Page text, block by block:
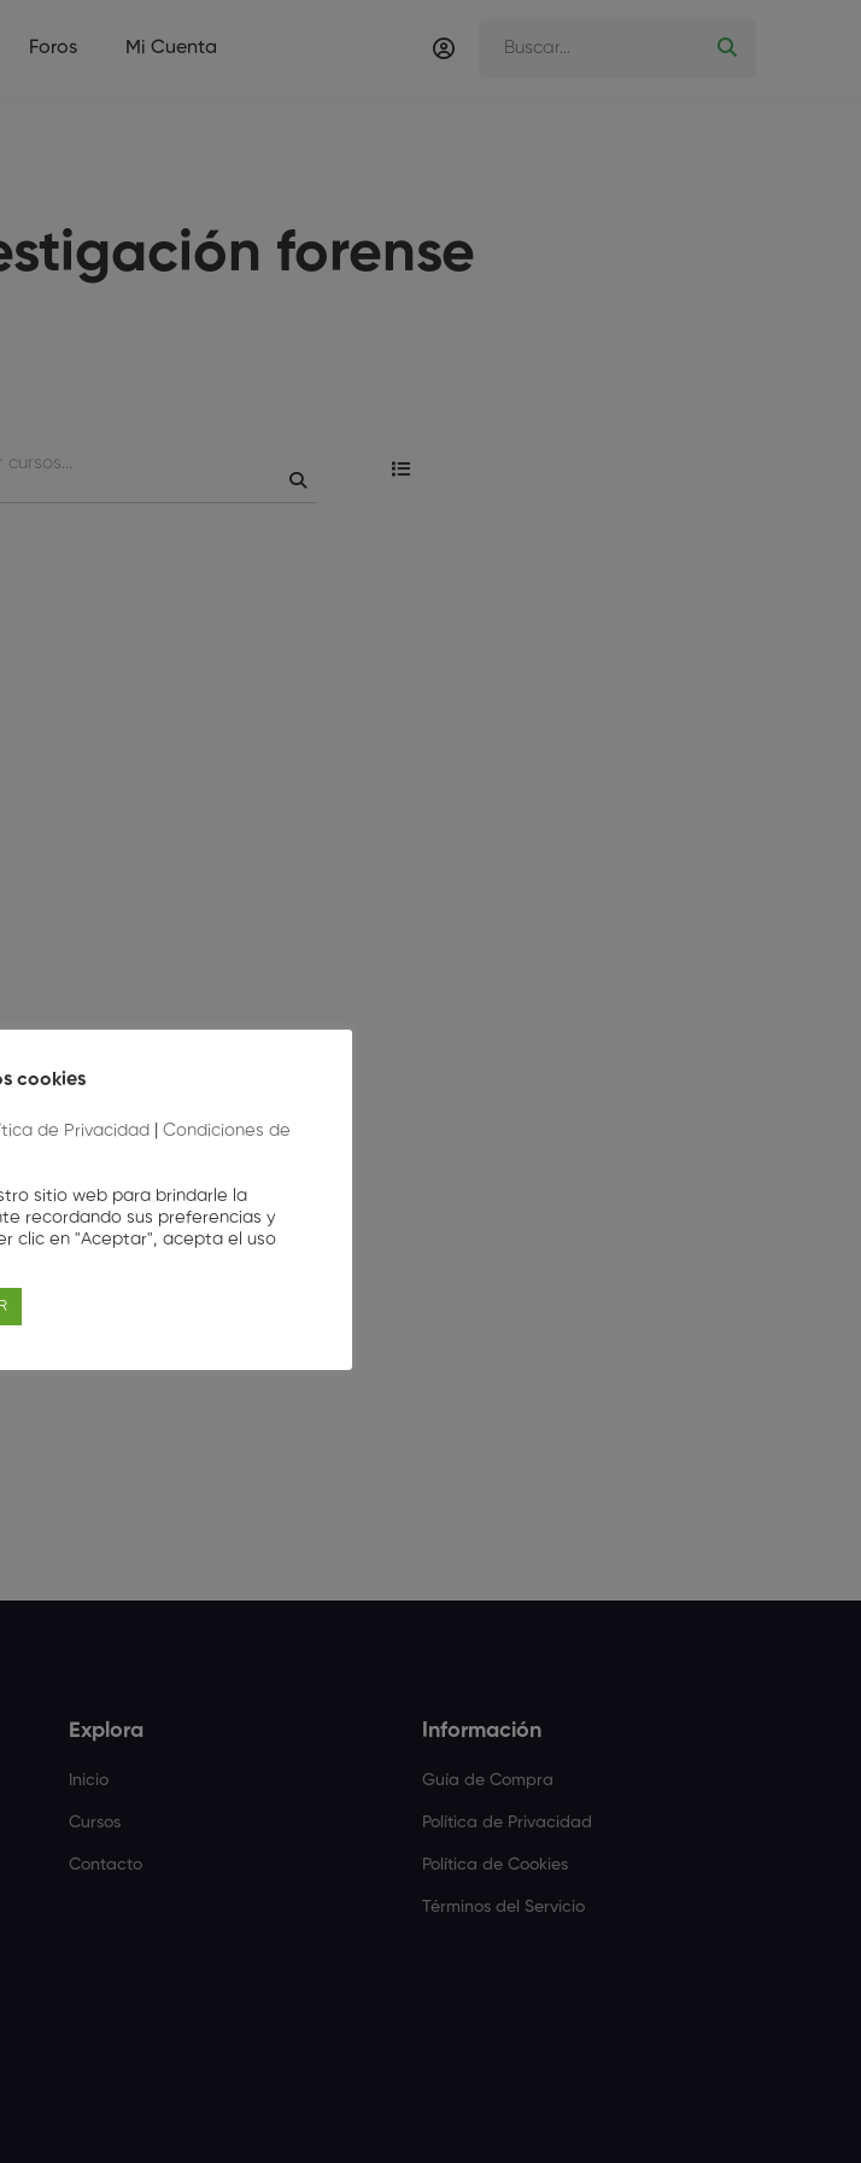
Foros Mi Cuenta
forense
Explora
Inicio
Cursos
Contacto
Información
Guía de Compra
Política de Privacidad
Política de Cookies
Términos del Servicio
cookies
de Privacidad
Condiciones de
sitio web para brindarle la
recordando sus preferencias y
clic en "Aceptar", acepta el uso